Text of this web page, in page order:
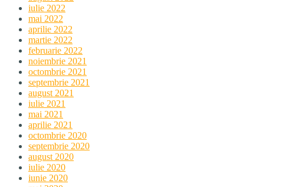
iulie 2022
mai 2022
aprilie 2022
martie 2022
februarie 2022
noiembrie 2021
octombrie 2021
septembrie 2021
august 2021
iulie 2021
mai 2021
aprilie 2021
octombrie 2020
septembrie 2020
august 2020
iulie 2020
iunie 2020